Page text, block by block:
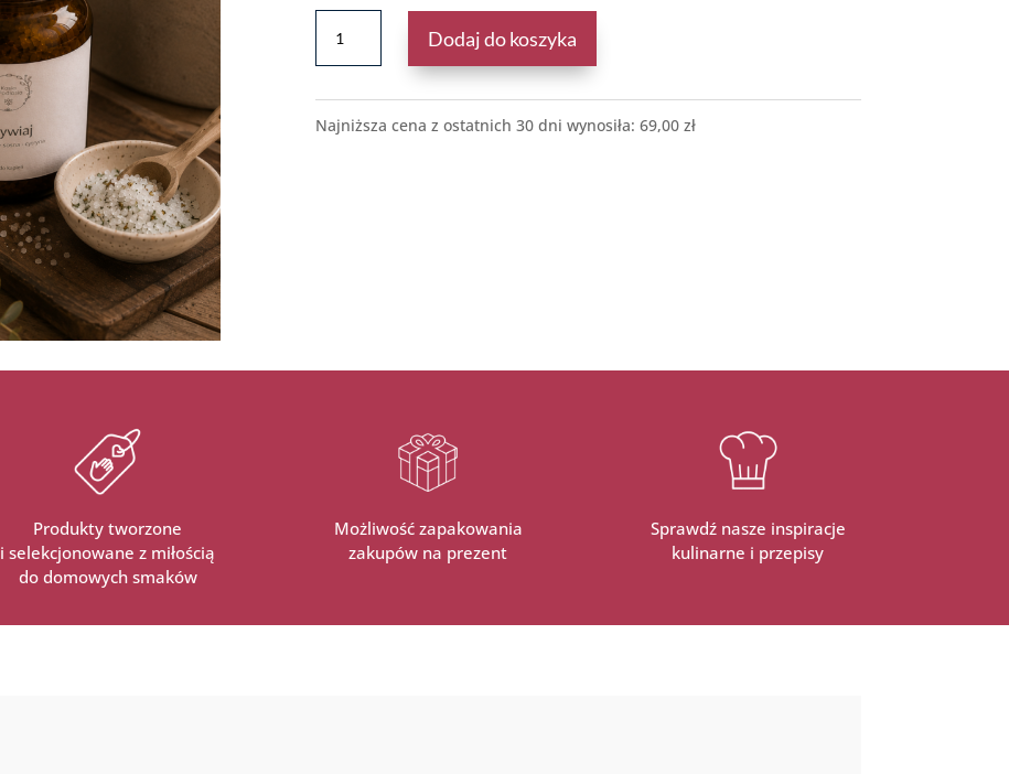
SÓL
DO
KĄPIELI
-
ODŻYWIAJ
Dodaj do koszyka
Najniższa cena z ostatnich 30 dni wynosiła: 69,00 zł
Produkty tworzone
i selekcjonowane z miłością
do domowych smaków
Możliwość zapakowania
zakupów na prezent
Sprawdź nasze inspiracje
kulinarne i przepisy